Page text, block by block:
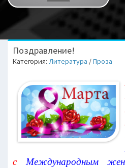
Поздравление!
Категория: Литература /Проза
с Международным